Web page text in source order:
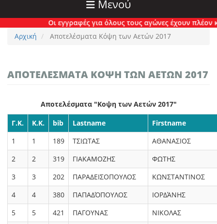
Μενού
Οι εγγραφές για όλους τους αγώνες έχουν πλέον κλείσει
Αρχική
Αποτελέσματα Κόψη των Αετών 2017
ΑΠΟΤΕΛΈΣΜΑΤΑ ΚΌΨΗ ΤΩΝ ΑΕΤΏΝ 2017
Αποτελέσματα "Κοψη των Αετών 2017"
Γ.Κ. Κ.Κ. bib Lastname
Firstname
1
1 189 ΤΣΙΩΤΑΣ
ΑΘΑΝΑΣΙΟΣ
2
2 319 ΓΙΑΚΑΜΟΖΗΣ
ΦΩΤΗΣ
3
3 202 ΠΑΡΑΔΕΙΣΟΠΟΥΛΟΣ
ΚΩΝΣΤΑΝΤΙΝΟΣ
4
4 380 ΠΑΠΑΔΌΠΟΥΛΟΣ
ΙΟΡΔΆΝΗΣ
5
5 421 ΠΑΓΟΥΝΑΣ
ΝΙΚΟΛΑΣ